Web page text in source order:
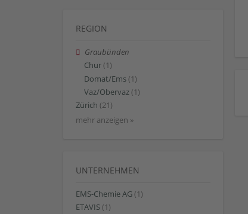
REGION
Graubünden
Chur (1)
Domat/Ems (1)
Vaz/Obervaz (1)
Zürich (21)
mehr anzeigen »
UNTERNEHMEN
EMS-Chemie AG (1)
ETAVIS (1)